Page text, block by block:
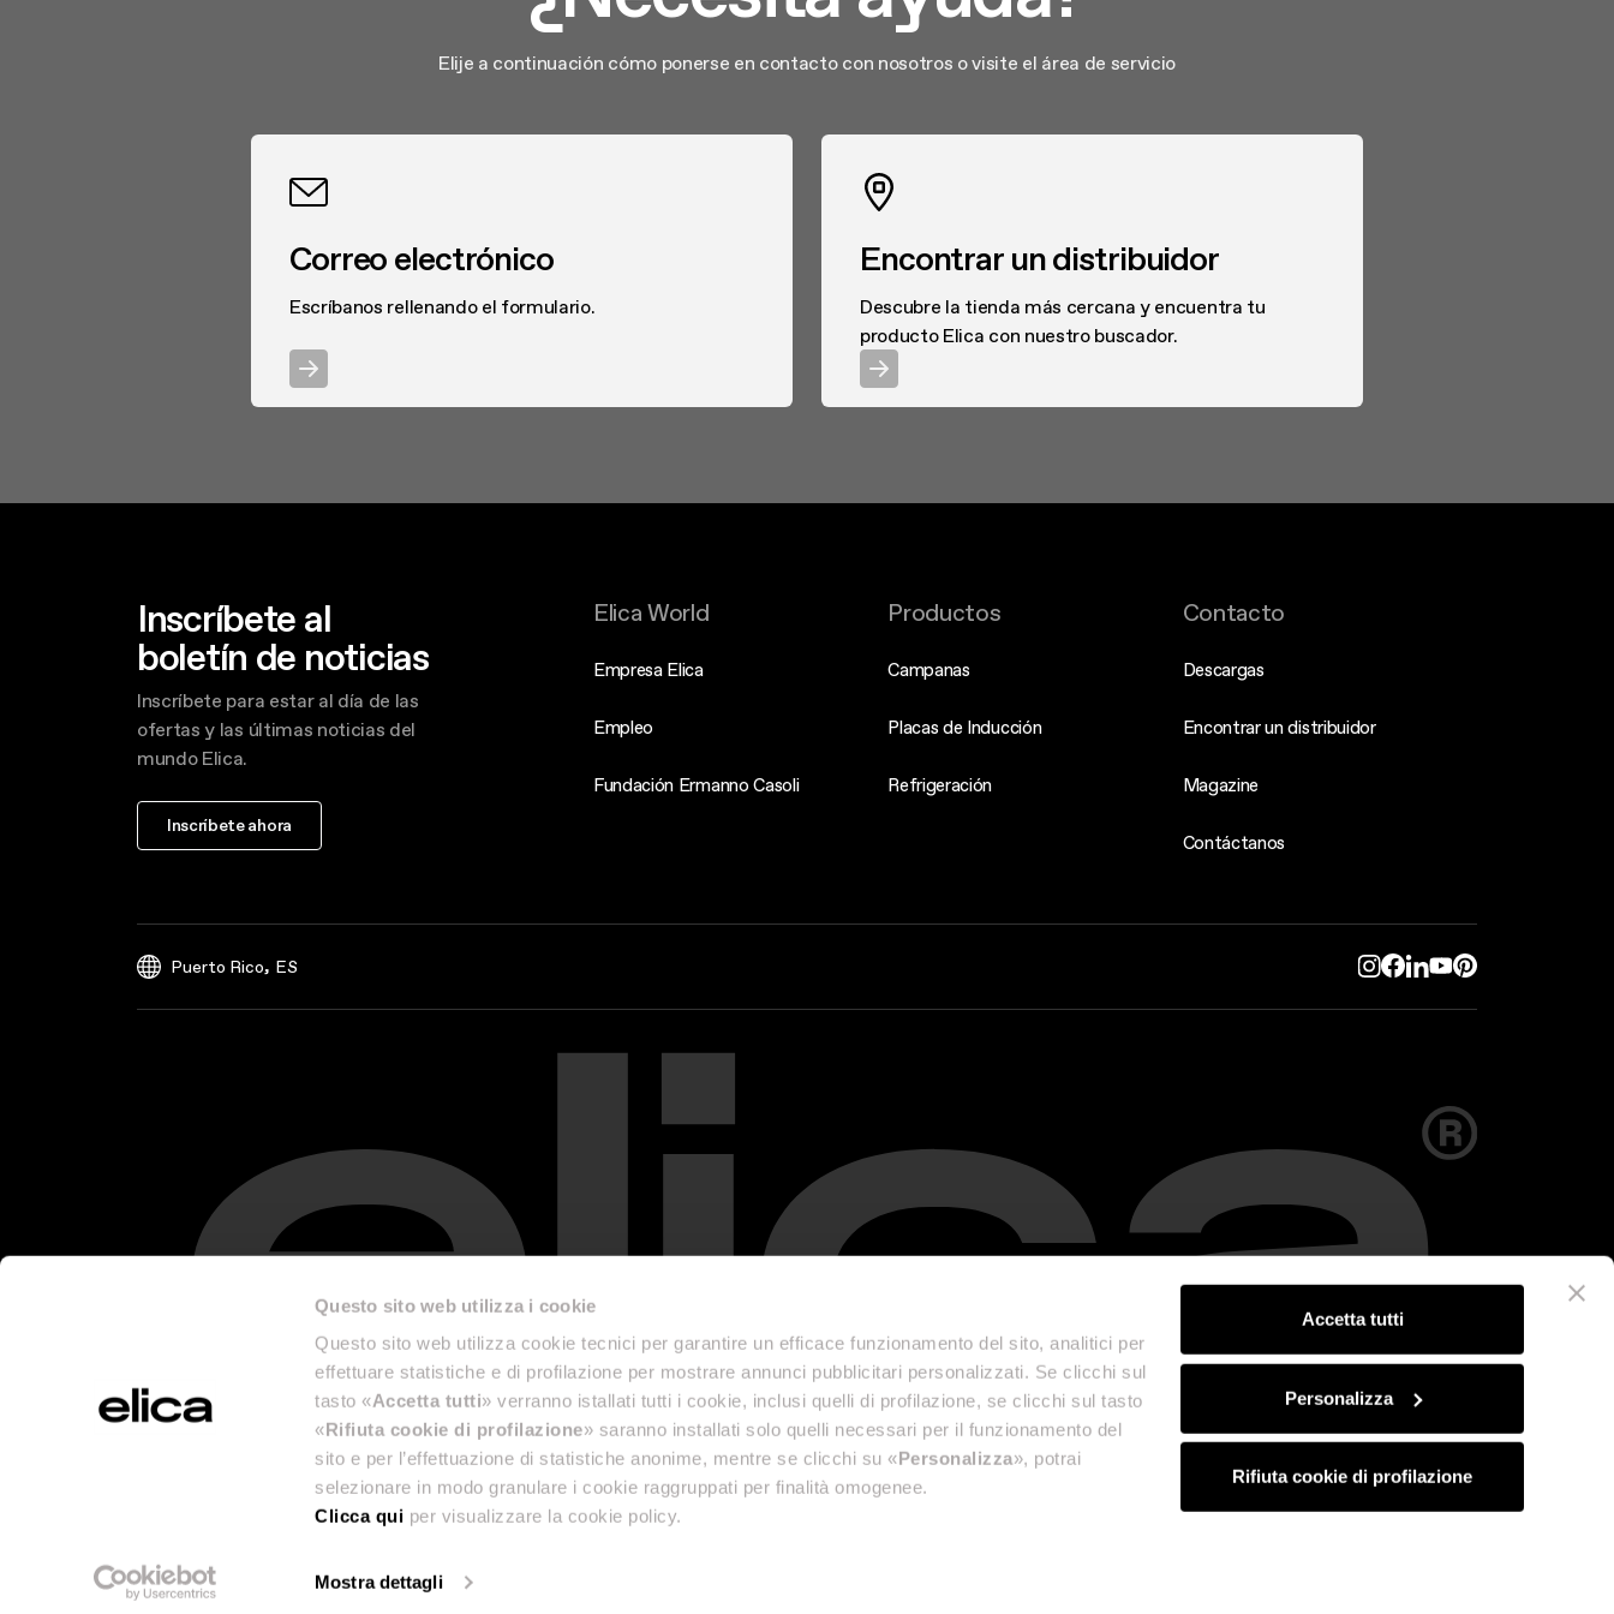
Questo sito web utilizza i cookie
Questo sito web utilizza cookie tecnici per garantire un efficace funzionamento del sito, analitici per
effettuare statistiche e di profilazione per mostrare annunci pubblicitari personalizzati. Se clicchi sul
tasto «Accetta tutti» verranno istallati tutti i cookie, inclusi quelli di profilazione, se clicchi sul tasto
«Rifiuta cookie di profilazione» saranno installati solo quelli necessari per il funzionamento del
sito e per l’effettuazione di statistiche anonime, mentre se clicchi su «Personalizza», potrai
selezionare in modo granulare i cookie raggruppati per finalità omogenee.
Clicca qui per visualizzare la cookie policy.
Mostra dettagli
Accetta tutti
Personalizza
Rifiuta cookie di profilazione
filtros de larga duración son regenerables hasta 3 años; los nuevos (antigrasa, antiolores y antihumedad)
fríos completan sus características. ¿Y ahora? Le toca elegir.
Elije a continuación cómo ponerse en contacto con nosotros o visite el área de servicio
Correo electrónico
Escríbanos rellenando el formulario.
Encontrar un distribuidor
Descubre la tienda más cercana y encuentra tu
producto Elica con nuestro buscador.
Inscríbete al
boletín de noticias
Inscríbete para estar al día de las
ofertas y las últimas noticias del
mundo Elica.
Inscríbete ahora
Elica World
Empresa Elica
Empleo
Fundación Ermanno Casoli
Productos
Campanas
Placas de Inducción
Refrigeración
Contacto
Descargas
Encontrar un distribuidor
Magazine
Contáctanos
Puerto Rico, ES
Información legalInformes de accesibilidad